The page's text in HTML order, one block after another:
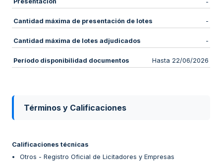
-
Cantidad máxima de presentación de lotes -
Cantidad máxima de lotes adjudicados -
Período disponibilidad documentos Hasta 22/06/2026
Términos y Calificaciones
Calificaciones técnicas
Otros - Registro Oficial de Licitadores y Empresas